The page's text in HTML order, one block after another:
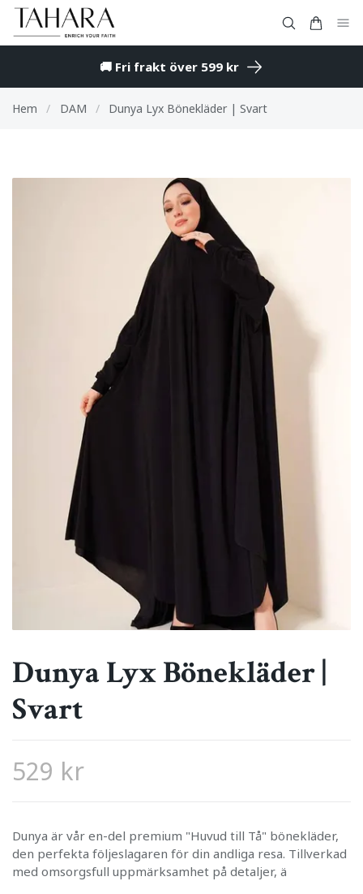
🚚 Fri frakt över 599 kr
Hem / DAM / Dunya Lyx Bönekläder | Svart
Dunya Lyx Bönekläder |
Svart
529 kr
Dunya är vår en-del premium "Huvud till Tå" bönekläder,
den perfekta följeslagaren för din andliga resa. Tillverkad
med omsorgsfull uppmärksamhet på detaljer, ä